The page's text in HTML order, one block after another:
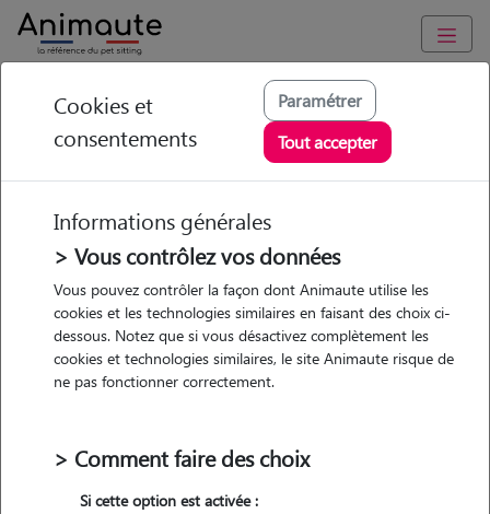
Animaute Occitanie Montpellier
Marie - Petsitter à
MONTPELLIER
• 31 ans
Véhiculé
Cookies et
consentements
Paramétrer
Tout accepter
Informations générales
> Vous contrôlez vos données
Vous pouvez contrôler la façon dont Animaute utilise les
cookies et les technologies similaires en faisant des choix ci-
dessous. Notez que si vous désactivez complètement les
cookies et technologies similaires, le site Animaute risque de
ne pas fonctionner correctement.
> Comment faire des choix
Si cette option est activée :